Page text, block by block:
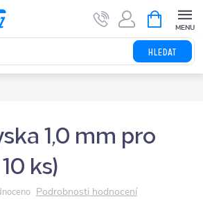
HLEDAT
NÁKUPNÍ
KOŠÍK
1,0 mm pro
ks)
Podrobnosti hodnocení